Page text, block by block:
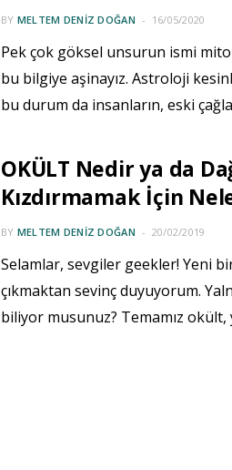
BY MELTEM DENIZ DOĞAN 16/05/2020
Pek çok göksel unsurun ismi
bu bilgiye aşinayız. Astroloji
bu durum da insanların, eski
OKÜLT Nedir ya da
Kızdırmamak İçin
BY MELTEM DENIZ DOĞAN 20/02/2019
Selamlar, sevgiler geekler! Yeni
çıkmaktan sevinç duyuyorum.
biliyor musunuz? Temamız